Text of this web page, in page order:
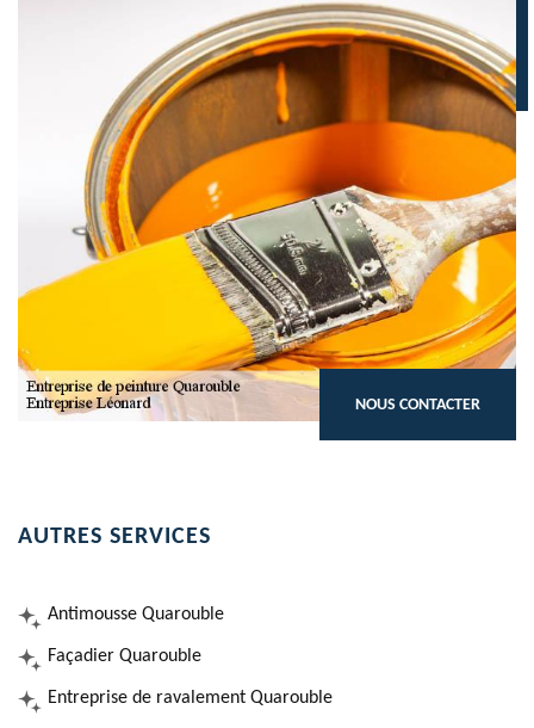
NOUS CONTACTER
AUTRES SERVICES
Antimousse Quarouble
Façadier Quarouble
Entreprise de ravalement Quarouble